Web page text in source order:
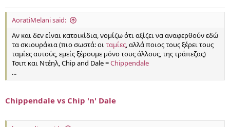
AoratiMelani said:
Αν και δεν είναι κατοικίδια, νομίζω ότι αξίζει να αναφερθούν εδώ
τα σκιουράκια (πιο σωστά: οιταμίες, αλλά ποιος τους ξέρει τους
ταμίες αυτούς, εμείς ξέρουμε μόνο τους άλλους, της τράπεζας)
Τσιπ και Ντέηλ, Chip and Dale =Chippendale
...
Chippendale vs Chip 'n' Dale